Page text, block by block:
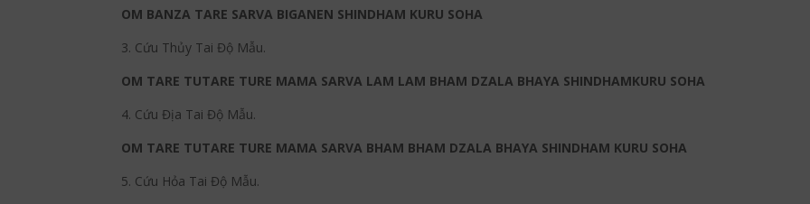
OM BANZA TARE SARVA BIGANEN SHINDHAM KURU SOHA
3. Cứu Thủy Tai Độ Mẫu.
OM TARE TUTARE TURE MAMA SARVA LAM LAM BHAM DZALA BHAYA SHINDHAMKURU SOHA
4. Cứu Địa Tai Độ Mẫu.
OM TARE TUTARE TURE MAMA SARVA BHAM BHAM DZALA BHAYA SHINDHAM KURU SOHA
5. Cứu Hỏa Tai Độ Mẫu.